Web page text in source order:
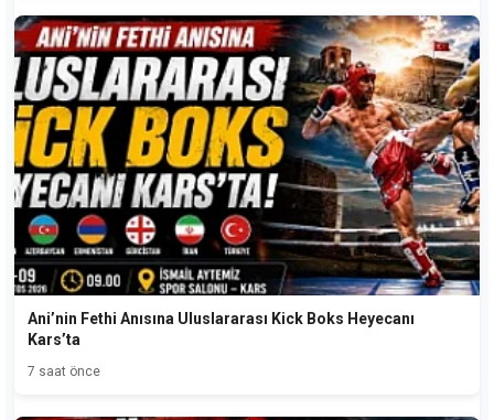
Ani’nin Fethi Anısına Uluslararası Kick Boks Heyecanı
Kars’ta
7 saat önce